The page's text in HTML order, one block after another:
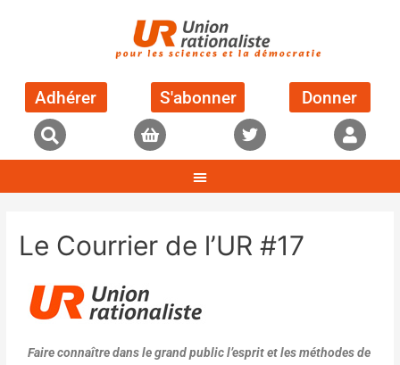
Adhérer S'abonner Donner
Le Courrier de l’UR #17
Faire connaître dans le grand public l’esprit et les méthodes de